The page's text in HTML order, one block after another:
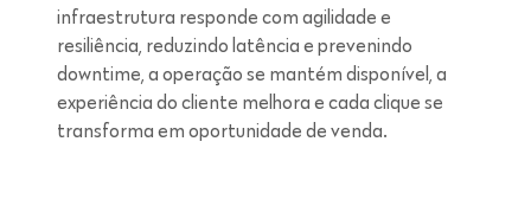
infraestrutura responde com agilidade e
resiliência, reduzindo latência e prevenindo
downtime, a operação se mantém disponível, a
experiência do cliente melhora e cada clique se
transforma em oportunidade de venda.